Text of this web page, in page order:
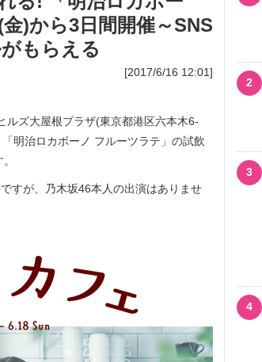
)から3日間開催～SNS
もらえる
[2017/6/16 12:01]
ズ大屋根プラザ(東京都港区六本木6-
明治ロカボーノ フルーツラテ」の試飲
すが、乃木坂46本人の出演はありませ
2
3
4